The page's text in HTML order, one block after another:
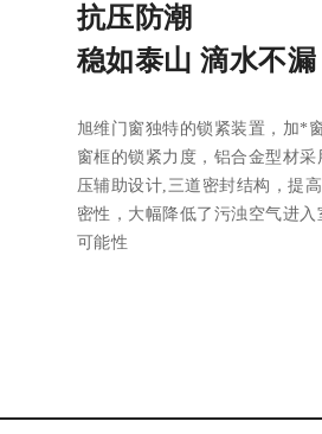
抗压防潮
稳如泰山 滴水不漏
旭维门窗独特的锁紧装置，加*
窗框的锁紧力度，铝合金型材采
压辅助设计,三道密封结构，提
密性，大幅降低了污浊空气进入
可能性